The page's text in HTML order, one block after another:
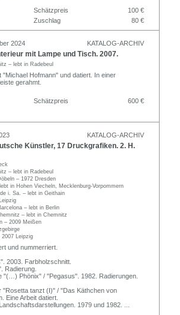
Schätzpreis
100 €
Zuschlag
80 €
2024 KATALOG-ARCHIV
mit Lampe und Tisch. 2007.
– lebt in Radebeul
Hofmann" und datiert. In einer
gerahmt.
Schätzpreis 600 €
KATALOG-ARCHIV
Künstler, 17 Druckgrafiken. 2. H.
– lebt in Radebeul
– 1972 Dresden
in Hohen Viecheln, Mecklenburg-Vorpommern
i. Sa. – lebt in Geithain
– lebt in Berlin
– lebt in Chemnitz
– 2009 Meißen
2007 Leipzig
und nummerriert.
2003. Farbholzschnitt.
Radierung.
"(…) Phönix" / "Pegasus". 1982. Radierungen.
"Rosetta tanzt (I)" / "Das Käthchen von
Eine Arbeit datiert.
1979 und 1982.